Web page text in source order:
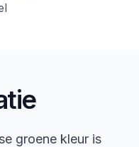
groene kleur is